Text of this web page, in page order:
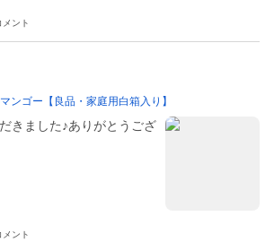
メント
ンゴー【良品・家庭用白箱入り】
きました♪ありがとうござ
メント